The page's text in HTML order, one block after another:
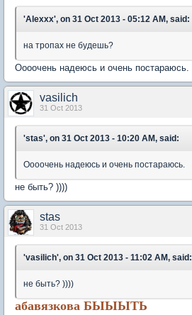
'Alexxx', on 31 Oct 2013 - 05:12 AM, said:
на тропах не будешь?
Оооочень надеюсь и очень постараюсь.
vasilich
31 Oct 2013
'stas', on 31 Oct 2013 - 10:20 AM, said:
Оооочень надеюсь и очень постараюсь.
не быть? ))))
stas
31 Oct 2013
'vasilich', on 31 Oct 2013 - 11:02 AM, said:
не быть? ))))
абавязкова БЫЫЫТЬ